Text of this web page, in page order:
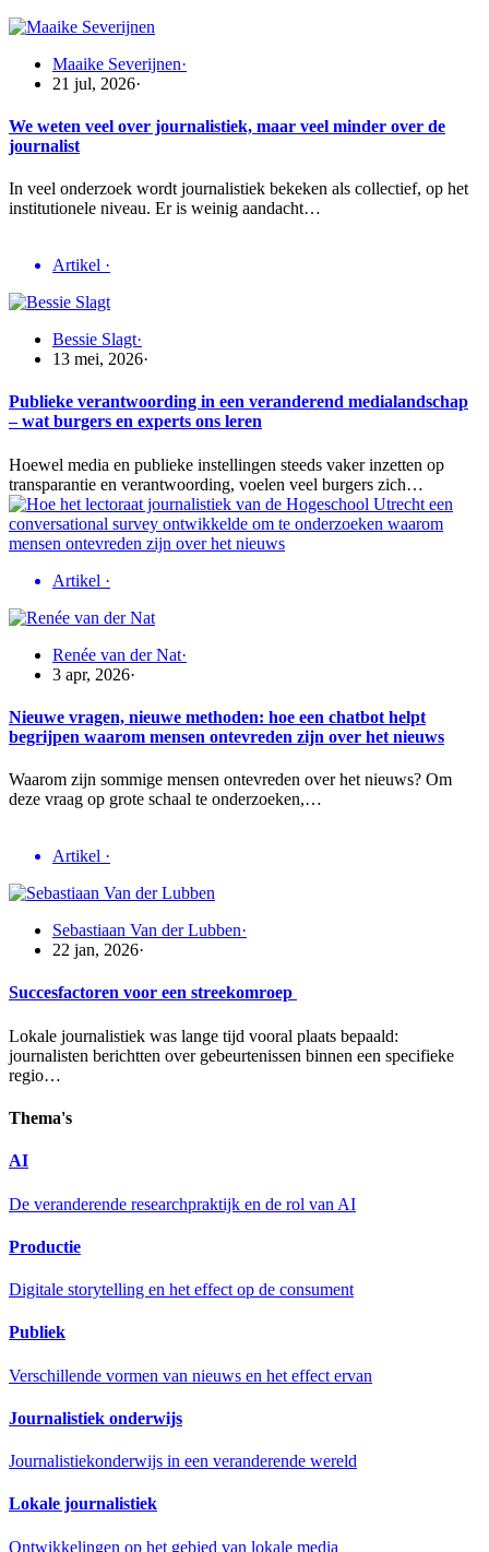
Maaike Severijnen·
21 jul, 2026·
We weten veel over journalistiek, maar veel minder over de
journalist
In veel onderzoek wordt journalistiek bekeken als collectief, op het
institutionele niveau. Er is weinig aandacht…
Artikel ·
Bessie Slagt·
13 mei, 2026·
Publieke verantwoording in een veranderend medialandschap
– wat burgers en experts ons leren
Hoewel media en publieke instellingen steeds vaker inzetten op
transparantie en verantwoording, voelen veel burgers zich…
Artikel ·
Renée van der Nat·
3 apr, 2026·
Nieuwe vragen, nieuwe methoden: hoe een chatbot helpt
begrijpen waarom mensen ontevreden zijn over het nieuws
Waarom zijn sommige mensen ontevreden over het nieuws? Om
deze vraag op grote schaal te onderzoeken,…
Artikel ·
Sebastiaan Van der Lubben·
22 jan, 2026·
Succesfactoren voor een streekomroep
Lokale journalistiek was lange tijd vooral plaats bepaald:
journalisten berichtten over gebeurtenissen binnen een specifieke
regio…
Thema's
AI
De veranderende researchpraktijk en de rol van AI
Productie
Digitale storytelling en het effect op de consument
Publiek
Verschillende vormen van nieuws en het effect ervan
Journalistiek onderwijs
Journalistiekonderwijs in een veranderende wereld
Lokale journalistiek
Ontwikkelingen op het gebied van lokale media